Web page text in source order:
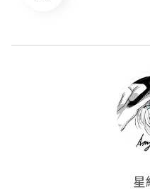
星